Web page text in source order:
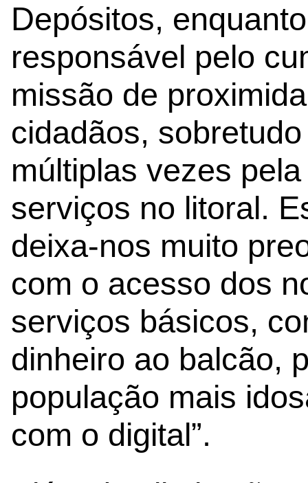
Depósitos,
responsável pelo
missão de
cidadãos,
múltiplas vezes
serviços no litoral.
deixa-nos muito
com o acesso dos
serviços básicos,
dinheiro ao balcão,
população mais
com o digital”.